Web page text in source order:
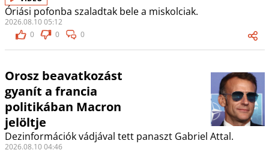
Óriási pofonba szaladtak bele a miskolciak.
2026.08.10 05:12
0
0 0
Orosz beavatkozást
gyanít a francia
politikában Macron
jelöltje
Dezinformációk vádjával tett panaszt Gabriel Attal.
2026.08.10 04:46